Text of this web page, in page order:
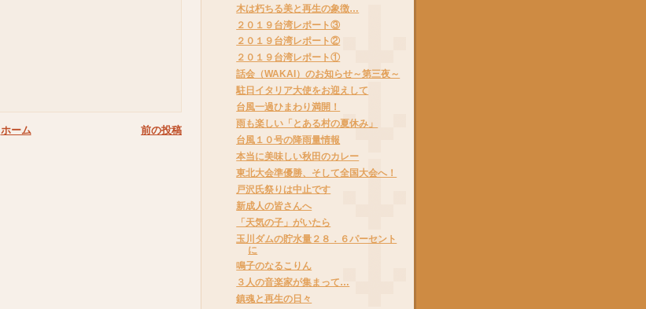
前の投稿
ホーム
木は朽ちる美と再生の象徴…
２０１９台湾レポート③
２０１９台湾レポート②
２０１９台湾レポート①
話会（WAKAI）のお知らせ～第三夜～
駐日イタリア大使をお迎えして
台風一過ひまわり満開！
雨も楽しい「とある村の夏休み」
台風１０号の降雨量情報
本当に美味しい秋田のカレー
東北大会準優勝、そして全国大会へ！
戸沢氏祭りは中止です
新成人の皆さんへ
「天気の子」がいたら
玉川ダムの貯水量２８．６パーセント
に
鳴子のなるこりん
３人の音楽家が集まって…
鎮魂と再生の日々